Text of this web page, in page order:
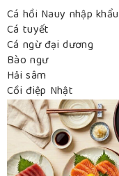
Cá hồi Nauy nhập khẩu
Cá tuyết
Cá ngừ đại dương
Bào ngư
Hải sâm
Cồi điệp Nhật